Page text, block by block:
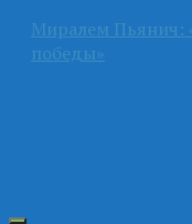
Миралем Пьянич:
победы»